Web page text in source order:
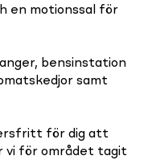
en motionssal för
bensinstation
samt
för dig att
vi för området tagit